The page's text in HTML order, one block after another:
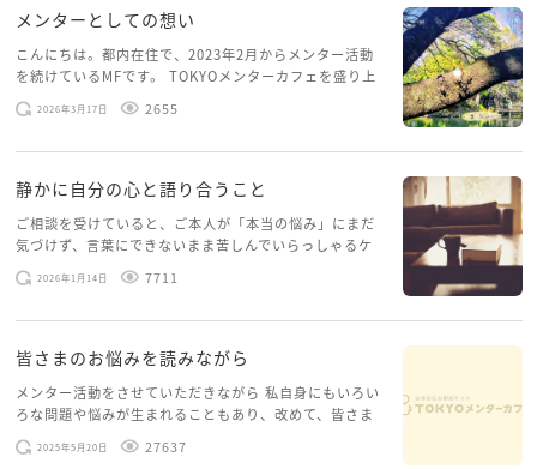
メンターとしての想い
こんにちは。都内在住で、2023年2月からメンター活動
を続けているMFです。 TOKYOメンターカフェを盛り上
げたいという想いから、勇気を出して初めてブログを投
稿してみようと思います。少し自分のことを書いてみま
2026年3月17日 2655
静かに自分の心と語り合うこと
ご相談を受けていると、ご本人が「本当の悩み」にまだ
気づけず、言葉にできないまま苦しんでいらっしゃるケ
ースがありますお悩みというのは、心の深いところ（深
層心理）に触れることで、まったく違う角度から解決の
2026年1月14日 7711
皆さまのお悩みを読みながら
メンター活動をさせていただきながら 私自身にもいろい
ろな問題や悩みが生まれることもあり、改めて、皆さま
のお悩みを読みながら 「みんな、もがいてる。わたし
だけじゃないんだな」と、逆に励まされるような日々で
2025年5月20日 27637